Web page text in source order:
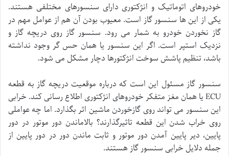
خودروهای اتوماتیک و انژکتوری دارای سنسورهای مختلفی هستند.
یکی از این ها سنسور گاز است. معیوب بودن آن هم از عوامل مهم در
گاز نخوردن خودرو به شمار می رود. سنسور گاز روی دریچه گاز و
نزدیک استپر است. اگر این سنسور یا همان حس گر وجود نداشته
باشد، تنظیم پاشش سوخت انژکتورها دچار مشکل می شود.
سنسور گاز مسئول این است که درباره موقعیت دریچه گاز به قطعه
ECU یا همان مغز متفکر خودروهای انژکتوری اطلاع رسانی کند. خرابی
این سنسور می تواند روی گازخوردن ماشین اثر بگذارد. اما چه عواملی
روی خراب شدن این قطعه تاثیرگذارند؟ بالاماندن دور موتور در دور
پایین، دیر پایین آمدن دور موتور و ثابت ماندن دور در دور پایین از
جمله دلایل خرابی سنسور گاز هستند.